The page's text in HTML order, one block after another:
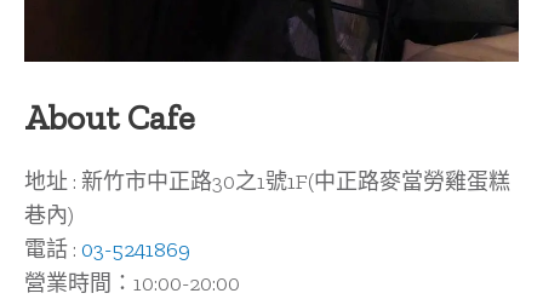
About Cafe
地址 : 新竹市中正路30之1號1F(中正路麥當勞雞蛋糕
巷內)
電話 : 03-5241869
營業時間：10:00-20:00